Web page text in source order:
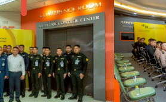
แกลลอรี่รูปภา